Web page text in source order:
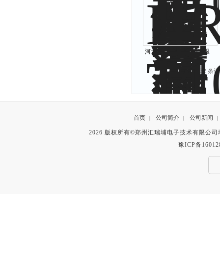
河北邯郸一氧化碳泄漏报
警器
共 2132 条
首页 | 公司简介 | 公司新闻 |
2026 版权所有©郑州汇瑞埔电子技术有限公
豫ICP备